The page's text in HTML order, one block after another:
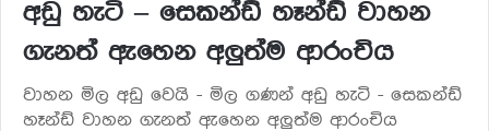
අඩු හැටි – සෙකන්ඩ් හෑන්ඩ් වාහන
ගැනත් ඇහෙන අලුත්ම ආරංචිය
වාහන මිල අඩු වෙයි - මිල ගණන් අඩු හැටි - සෙකන්ඩ්
හෑන්ඩ් වාහන ගැනත් ඇහෙන අලුත්ම ආරංචිය